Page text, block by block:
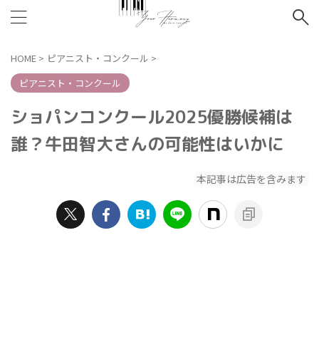
HOME > ピアニスト・コンクール >
ピアニスト・コンクール
ショパンコンクール2025優勝候補は
誰？牛田智大さんの可能性はいかに
本記事は広告を含みます